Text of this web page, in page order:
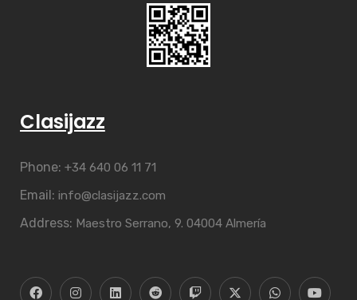
Clasijazz
Phone: +34 640 06 11 71
Email: info@clasijazz.com
Address: Maestro Serrano, 9. 04004 Almería